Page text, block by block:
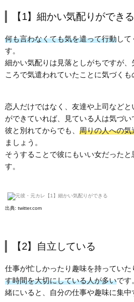
【1】細かい気配りができる
何も言わなくても気を遣って行動し
す。
細かい気配りは見落としがちですが、
ころで気遣われていたことに気づくも
恋人だけではなく、友達や上司など
ができていれば、見ている人は気づい
彼と別れてからでも、 周りの人への
ましょう。
そうすることで彼にもいい女だったと
す。
出典: twitter.com
【2】自立している
仕事が忙しかったり趣味を持っていた
す時間を大切にしている人が多いです
緒にいると、自分の仕事や趣味に集中